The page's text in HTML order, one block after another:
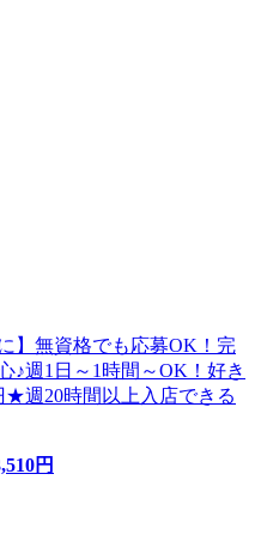
】無資格でも応募OK！完
♪週1日～1時間～OK！好き
★週20時間以上入店できる
円